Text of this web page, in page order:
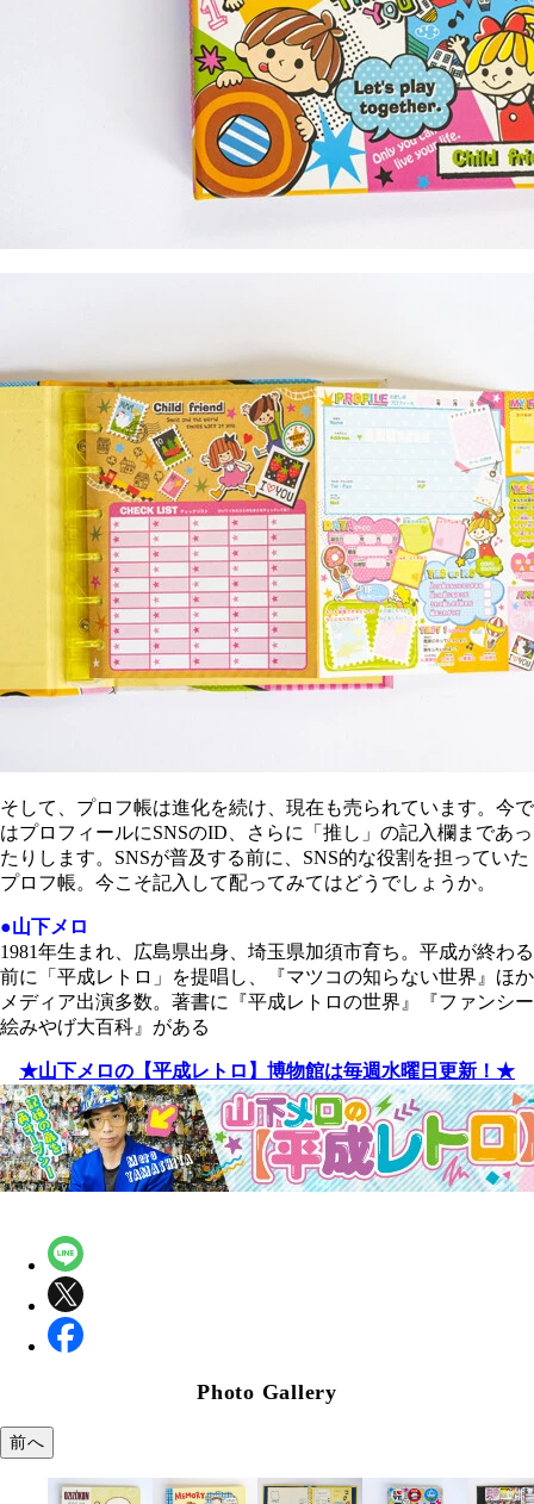
そして、プロフ帳は進化を続け、現在も売られています。今で
はプロフィールにSNSのID、さらに「推し」の記入欄まであっ
たりします。SNSが普及する前に、SNS的な役割を担っていた
プロフ帳。今こそ記入して配ってみてはどうでしょうか。
●山下メロ
1981年生まれ、広島県出身、埼玉県加須市育ち。平成が終わる
前に「平成レトロ」を提唱し、『マツコの知らない世界』ほか
メディア出演多数。著書に『平成レトロの世界』『ファンシー
絵みやげ大百科』がある
★山下メロの【平成レトロ】博物館は毎週水曜日更新！★
Photo Gallery
前へ